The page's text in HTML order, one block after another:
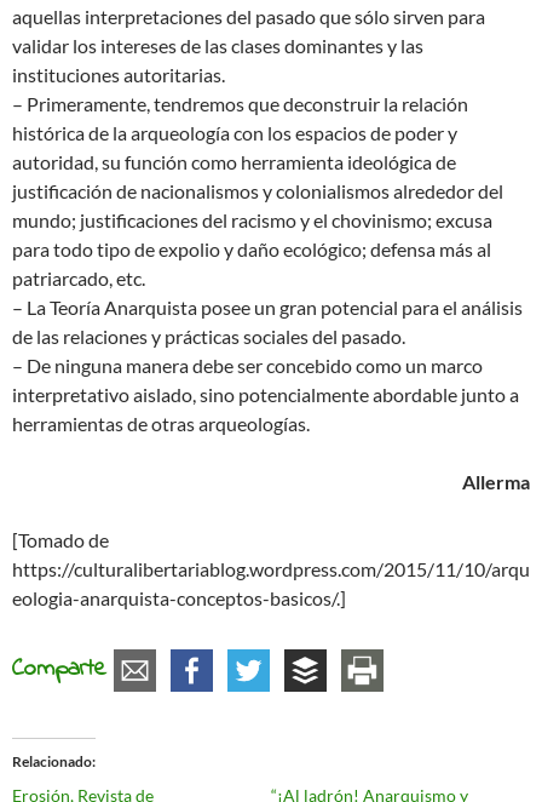
aquellas interpretaciones del pasado que sólo sirven para
validar los intereses de las clases dominantes y las
instituciones autoritarias.
– Primeramente, tendremos que deconstruir la relación
histórica de la arqueología con los espacios de poder y
autoridad, su función como herramienta ideológica de
justificación de nacionalismos y colonialismos alrededor del
mundo; justificaciones del racismo y el chovinismo; excusa
para todo tipo de expolio y daño ecológico; defensa más al
patriarcado, etc.
– La Teoría Anarquista posee un gran potencial para el análisis
de las relaciones y prácticas sociales del pasado.
– De ninguna manera debe ser concebido como un marco
interpretativo aislado, sino potencialmente abordable junto a
herramientas de otras arqueologías.
Allerma
[Tomado de
https://culturalibertariablog.wordpress.com/2015/11/10/arqu
eologia-anarquista-conceptos-basicos/.]
Comparte
Relacionado
Erosión, Revista de “¡Al ladrón! Anarquismo y